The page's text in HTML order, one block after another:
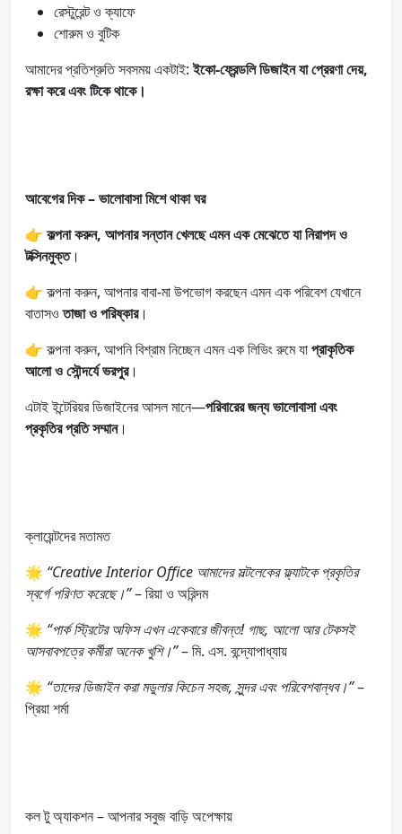
রেস্টুরেন্ট ও ক্যাফে
শোরুম ও বুটিক
আমাদের প্রতিশ্রুতি সবসময় একটাই:ইকো-ফ্রেন্ডলি ডিজাইন যা প্রেরণা দেয়,
রক্ষা করে এবং টিকে থাকে।
আবেগের দিক – ভালোবাসা মিশে থাকা ঘর
👉 কল্পনা করুন, আপনার সন্তান খেলছে এমন এক মেঝেতে যা নিরাপদ ও
টক্সিনমুক্ত।
👉 কল্পনা করুন, আপনার বাবা-মা উপভোগ করছেন এমন এক পরিবেশ যেখানে
বাতাসওতাজা ও পরিষ্কার।
👉 কল্পনা করুন, আপনি বিশ্রাম নিচ্ছেন এমন এক লিভিং রুমে যাপ্রাকৃতিক
আলো ও সৌন্দর্যে ভরপুর।
এটাই ইন্টেরিয়র ডিজাইনের আসল মানে—পরিবারের জন্য ভালোবাসা এবং
প্রকৃতির প্রতি সম্মান।
ক্লায়েন্টদের মতামত
🌟 “Creative Interior Office আমাদের সল্টলেকের ফ্ল্যাটকে প্রকৃতির
স্বর্গে পরিণত করেছে।”– রিয়া ও অরিন্দম
🌟 “পার্ক স্ট্রিটের অফিস এখন একেবারে জীবন্ত! গাছ, আলো আর টেকসই
আসবাবপত্রে কর্মীরা অনেক খুশি।”– মি. এস. বন্দ্যোপাধ্যায়
🌟 “তাদের ডিজাইন করা মডুলার কিচেন সহজ, সুন্দর এবং পরিবেশবান্ধব।”–
প্রিয়া শর্মা
কল টু অ্যাকশন – আপনার সবুজ বাড়ি অপেক্ষায়